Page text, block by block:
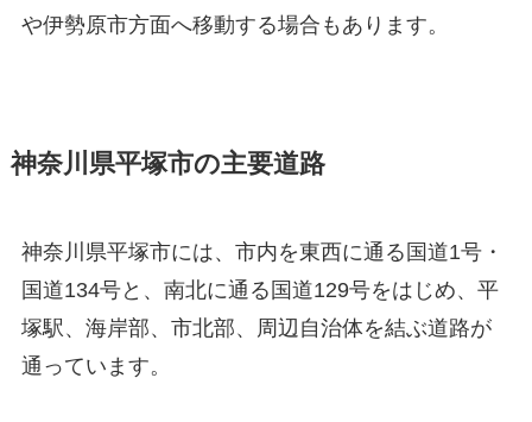
や伊勢原市方面へ移動する場合もあります。
神奈川県平塚市の主要道路
神奈川県平塚市には、市内を東西に通る国道1号・
国道134号と、南北に通る国道129号をはじめ、平
塚駅、海岸部、市北部、周辺自治体を結ぶ道路が
通っています。